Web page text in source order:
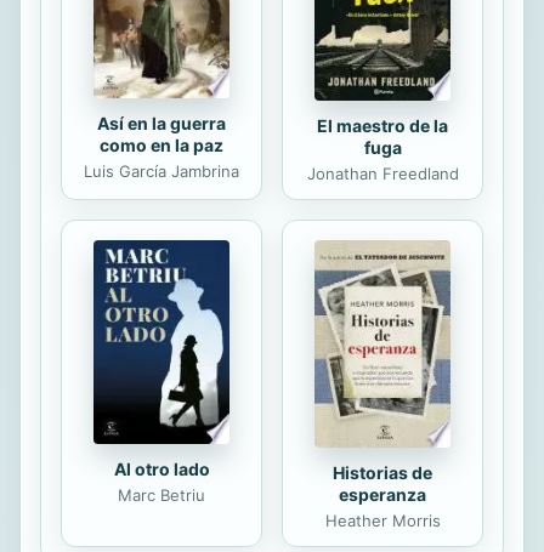
su hijo de siete años. Ellos le...
Así en la guerra
como en la paz
Luis García Jambrina
El maestro de la
fuga
Jonathan Freedland
Al otro lado
Marc Betriu
Historias de
esperanza
Heather Morris